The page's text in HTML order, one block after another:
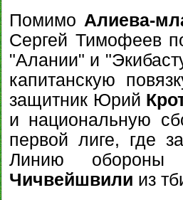
Помимо Алиева-
Сергей Тимофеев
"Алании" и
капитанскую
защитник Юрий
и национальную
первой лиге, где
Линию обороны
Чичвейшвили из